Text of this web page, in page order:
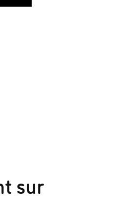
sur